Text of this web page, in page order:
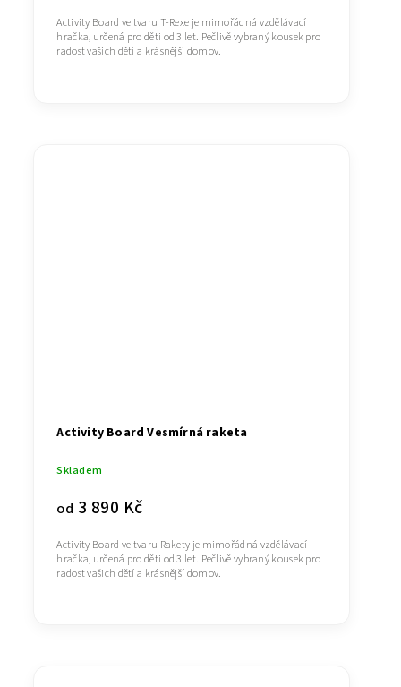
Activity Board ve tvaru T-Rexe je mimořádná vzdělávací
hračka, určená pro děti od 3 let. Pečlivě vybraný kousek pro
radost vašich dětí a krásnější domov.
Activity Board Vesmírná raketa
Skladem
od 3 890 Kč
Activity Board ve tvaru Rakety je mimořádná vzdělávací
hračka, určená pro děti od 3 let. Pečlivě vybraný kousek pro
radost vašich dětí a krásnější domov.